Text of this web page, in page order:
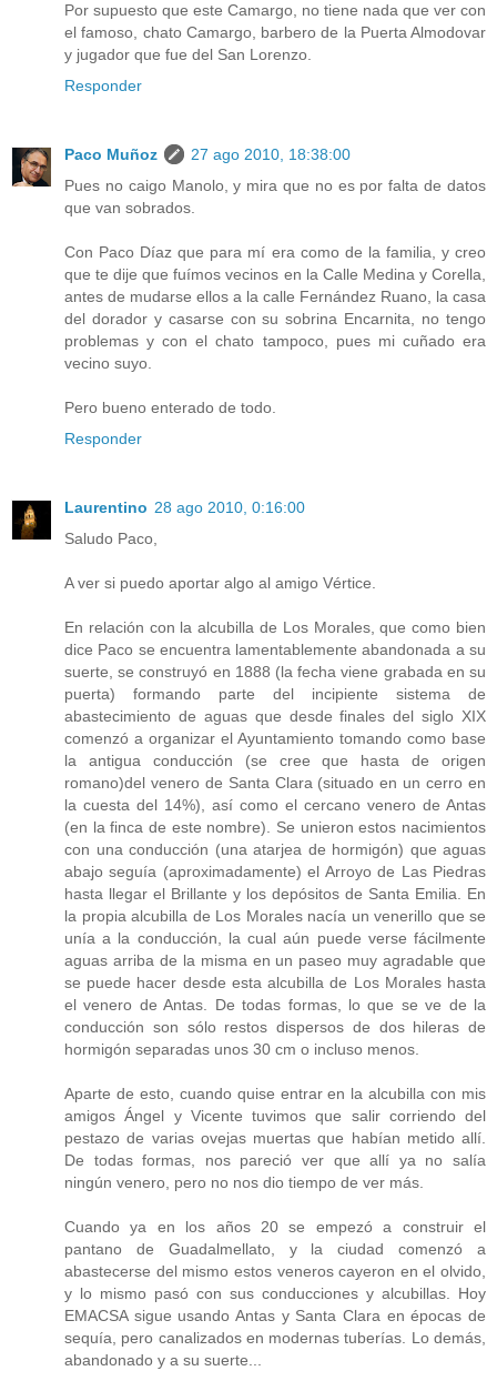
Por supuesto que este Camargo, no tiene nada que ver con
el famoso, chato Camargo, barbero de la Puerta Almodovar
y jugador que fue del San Lorenzo.
Responder
Paco Muñoz
27 ago 2010, 18:38:00
Pues no caigo Manolo, y mira que no es por falta de datos
que van sobrados.
Con Paco Díaz que para mí era como de la familia, y creo
que te dije que fuímos vecinos en la Calle Medina y Corella,
antes de mudarse ellos a la calle Fernández Ruano, la casa
del dorador y casarse con su sobrina Encarnita, no tengo
problemas y con el chato tampoco, pues mi cuñado era
vecino suyo.
Pero bueno enterado de todo.
Responder
Laurentino 28 ago 2010, 0:16:00
Saludo Paco,
A ver si puedo aportar algo al amigo Vértice.
En relación con la alcubilla de Los Morales, que como bien
dice Paco se encuentra lamentablemente abandonada a su
suerte, se construyó en 1888 (la fecha viene grabada en su
puerta) formando parte del incipiente sistema de
abastecimiento de aguas que desde finales del siglo XIX
comenzó a organizar el Ayuntamiento tomando como base
la antigua conducción (se cree que hasta de origen
romano)del venero de Santa Clara (situado en un cerro en
la cuesta del 14%), así como el cercano venero de Antas
(en la finca de este nombre). Se unieron estos nacimientos
con una conducción (una atarjea de hormigón) que aguas
abajo seguía (aproximadamente) el Arroyo de Las Piedras
hasta llegar el Brillante y los depósitos de Santa Emilia. En
la propia alcubilla de Los Morales nacía un venerillo que se
unía a la conducción, la cual aún puede verse fácilmente
aguas arriba de la misma en un paseo muy agradable que
se puede hacer desde esta alcubilla de Los Morales hasta
el venero de Antas. De todas formas, lo que se ve de la
conducción son sólo restos dispersos de dos hileras de
hormigón separadas unos 30 cm o incluso menos.
Aparte de esto, cuando quise entrar en la alcubilla con mis
amigos Ángel y Vicente tuvimos que salir corriendo del
pestazo de varias ovejas muertas que habían metido allí.
De todas formas, nos pareció ver que allí ya no salía
ningún venero, pero no nos dio tiempo de ver más.
Cuando ya en los años 20 se empezó a construir el
pantano de Guadalmellato, y la ciudad comenzó a
abastecerse del mismo estos veneros cayeron en el olvido,
y lo mismo pasó con sus conducciones y alcubillas. Hoy
EMACSA sigue usando Antas y Santa Clara en épocas de
sequía, pero canalizados en modernas tuberías. Lo demás,
abandonado y a su suerte...